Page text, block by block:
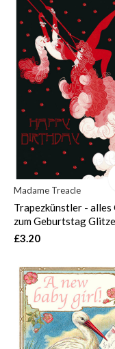
Madame Treacle
Trapezkünstler - alles
zum Geburtstag
£3.20